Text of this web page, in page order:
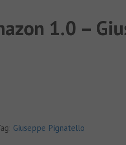
1.0 –
Giuseppe Pignatello